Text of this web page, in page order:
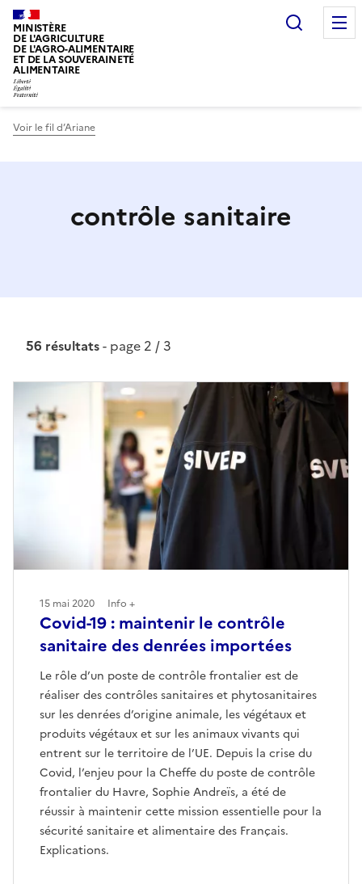
MINISTÈRE
DE L'AGRICULTURE
DE L'AGRO-ALIMENTAIRE
ET DE LA SOUVERAINETÉ
ALIMENTAIRE
Voir le fil d’Ariane
contrôle sanitaire
56 résultats- page 2 / 3
Covid-19 : maintenir le contrôle
sanitaire des denrées importées
Le rôle d’un poste de contrôle frontalier est de
réaliser des contrôles sanitaires et phytosanitaires
sur les denrées d’origine animale, les végétaux et
produits végétaux et sur les animaux vivants qui
entrent sur le territoire de l’UE. Depuis la crise du
Covid, l’enjeu pour la Cheffe du poste de contrôle
frontalier du Havre, Sophie Andreïs, a été de
réussir à maintenir cette mission essentielle pour la
sécurité sanitaire et alimentaire des Français.
Explications.
15 mai 2020 Info +